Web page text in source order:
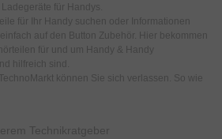
für Handys.
für Ihr Handy suchen oder Informationen
auf den Button Zubehör. Hier bekommen
für und um Handy & Handy
hilfreich sind.
können Sie sich verlassen. So wie
Technikratgeber